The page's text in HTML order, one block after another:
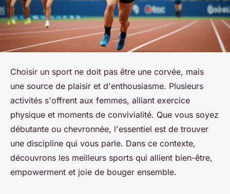
Choisir un sport ne doit pas être une corvée, mais
une source de plaisir et d'enthousiasme. Plusieurs
activités s'offrent aux femmes, alliant exercice
physique et moments de convivialité. Que vous soyez
débutante ou chevronnée, l'essentiel est de trouver
une discipline qui vous parle. Dans ce contexte,
découvrons les meilleurs sports qui allient bien-être,
empowerment et joie de bouger ensemble.